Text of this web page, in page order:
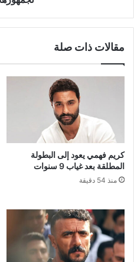
مقالات ذات صلة
كريم فهمي يعود إلى البطولة
المطلقة بعد غياب 9 سنوات
منذ 54 دقيقة